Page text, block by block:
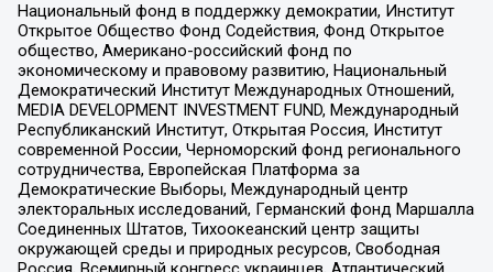
Национальный фонд в поддержку демократии, Институт
Открытое Общество Фонд Содействия, Фонд Открытое
общество, Американо-российский фонд по
экономическому и правовому развитию, Национальный
Демократический Институт Международных Отношений,
MEDIA DEVELOPMENT INVESTMENT FUND, Международный
Республиканский Институт, Открытая Россия, Институт
современной России, Черноморский фонд регионального
сотрудничества, Европейская Платформа за
Демократические Выборы, Международный центр
электоральных исследований, Германский фонд Маршалла
Соединенных Штатов, Тихоокеанский центр защиты
окружающей среды и природных ресурсов, Свободная